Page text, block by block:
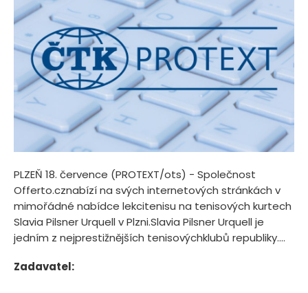
PLZEŇ 18. července (PROTEXT/ots) - Společnost
Offerto.cznabízí na svých internetových stránkách v
mimořádné nabídce lekcitenisu na tenisových kurtech
Slavia Pilsner Urquell v Plzni.Slavia Pilsner Urquell je
jedním z nejprestižnějších tenisovýchklubů republiky....
Zadavatel: